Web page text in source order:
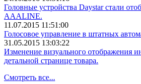
Головные устройства Daystar стали
AAALINE.
11.07.2015 11:51:00
Голосовое управление в штатных
31.05.2015 13:03:22
Изменение визуального отображения
детальной странице товара.
Смотреть все...